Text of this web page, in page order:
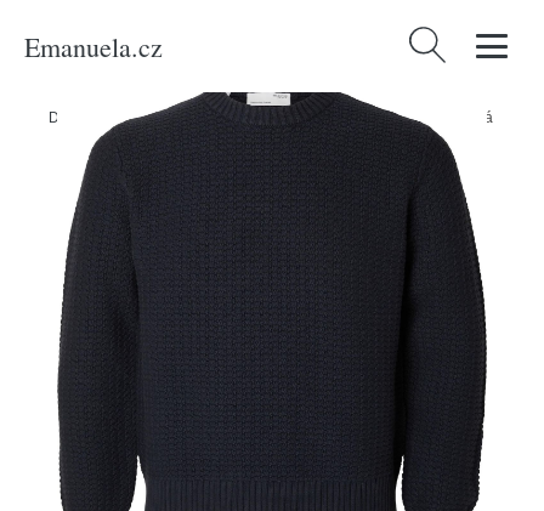
Emanuela.cz Vyhledávání
Domů Produkty/Muži Svetr 'THIM' Selected Homme noční modrá